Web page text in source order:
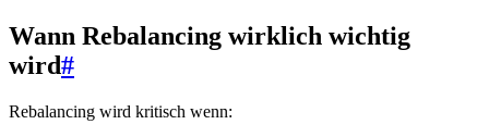
Wann Rebalancing wirklich wichtig
wird#
Rebalancing wird kritisch wenn: